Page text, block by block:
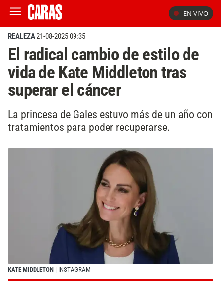
EN VIVO
REALEZA21-08-2025 09:35
El radical cambio de estilo de
vida de Kate Middleton tras
superar el cáncer
La princesa de Gales estuvo más de un año con
tratamientos para poder recuperarse.
KATE MIDDLETON | INSTAGRAM